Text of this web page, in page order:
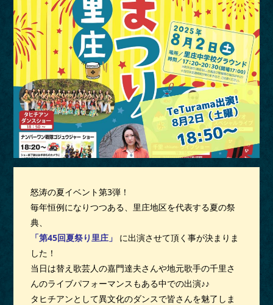
怒涛の夏イベント第3弾！
毎年恒例になりつつある、里庄地区を代表する夏の祭
典、
「第45回夏祭り里庄」
に出演させて頂く事が決まりま
した！
当日は替え歌芸人の嘉門達夫さんや地元歌手の千里さ
んのライブパフォーマンスもある中での出演♪♪
タヒチアンとして異文化のダンスで皆さんを魅了しま